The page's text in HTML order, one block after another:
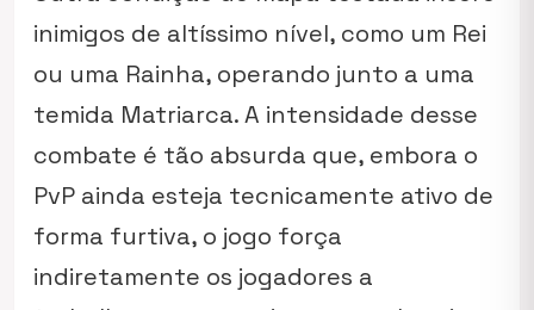
inimigos de altíssimo nível, como um Rei
ou uma Rainha, operando junto a uma
temida Matriarca. A intensidade desse
combate é tão absurda que, embora o
PvP ainda esteja tecnicamente ativo de
forma furtiva, o jogo força
indiretamente os jogadores a